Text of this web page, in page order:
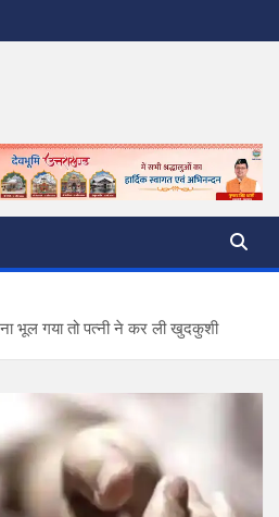
भूल गया तो पत्नी ने कर ली खुदकुशी